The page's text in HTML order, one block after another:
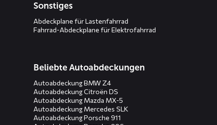
Sonstiges
Abdeckplane für Lastenfahrrad
Fahrrad-Abdeckplane für Elektrofahrrad
Beliebte Autoabdeckungen
Autoabdeckung BMW Z4
Autoabdeckung Citroën DS
Autoabdeckung Mazda MX-5
Autoabdeckung Mercedes SLK
Autoabdeckung Porsche 911